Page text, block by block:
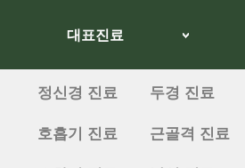
대표진료
정신경 진료 두경 진료
호흡기 진료 근골격 진료